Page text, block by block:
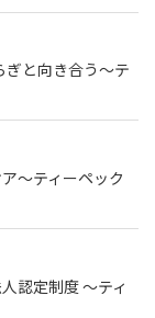
ぎと向き合う～テ
～ティーペック
認定制度 ～ティ